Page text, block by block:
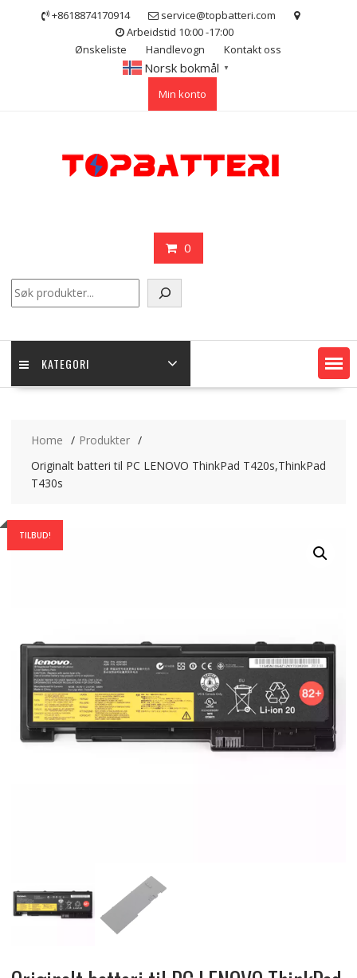
+8618874170914
service@topbatteri.com
Arbeidstid 10:00 -17:00
Ønskeliste
Handlevogn Kontakt oss
Norsk bokmål ▼
Min konto
0
KATEGORI
Home
Produkter
Originalt batteri til PC LENOVO ThinkPad T420s,ThinkPad
T430s
TILBUD!